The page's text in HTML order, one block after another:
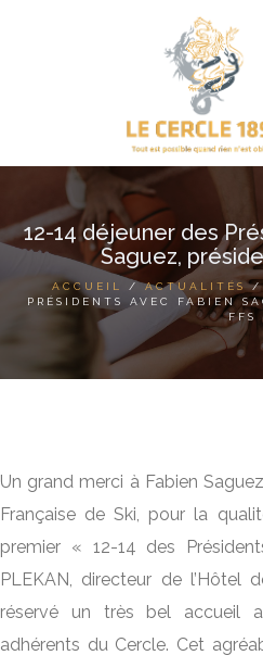
ACTUALITÉS
L'HISTOIRE
NOS PROJETS
NOUS REJOINDRE
12-14 déjeuner des
Saguez,
ACCUEIL /ACTUALITÉS /
PRÉSIDENTS AVEC FABIEN
FFS
Un grand merci à Fabien
Française de Ski, pour la
premier « 12-14 des
PLEKAN, directeur de l’Hôtel
réservé un très bel accueil
adhérents du Cercle. Cet